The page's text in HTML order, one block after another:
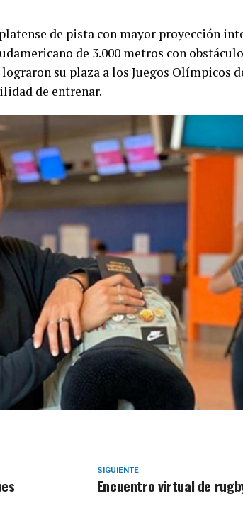
de pista con mayor proyección
de 3.000 metros con
su plaza a los Juegos Olímpicos
de entrenar.
SIGUIENTE
Encuentro virtual de